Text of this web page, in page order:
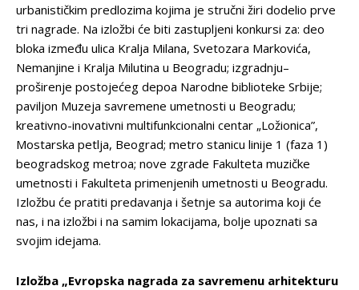
urbanističkim predlozima kojima je stručni žiri dodelio prve
tri nagrade. Na izložbi će biti zastupljeni konkursi za: deo
bloka između ulica Kralja Milana, Svetozara Markovića,
Nemanjine i Kralja Milutina u Beogradu; izgradnju–
proširenje postojećeg depoa Narodne biblioteke Srbije;
paviljon Muzeja savremene umetnosti u Beogradu;
kreativno-inovativni multifunkcionalni centar „Ložionica”,
Mostarska petlja, Beograd; metro stanicu linije 1 (faza 1)
beogradskog metroa; nove zgrade Fakulteta muzičke
umetnosti i Fakulteta primenjenih umetnosti u Beogradu.
Izložbu će pratiti predavanja i šetnje sa autorima koji će
nas, i na izložbi i na samim lokacijama, bolje upoznati sa
svojim idejama.
Izložba „Evropska nagrada za savremenu arhitekturu